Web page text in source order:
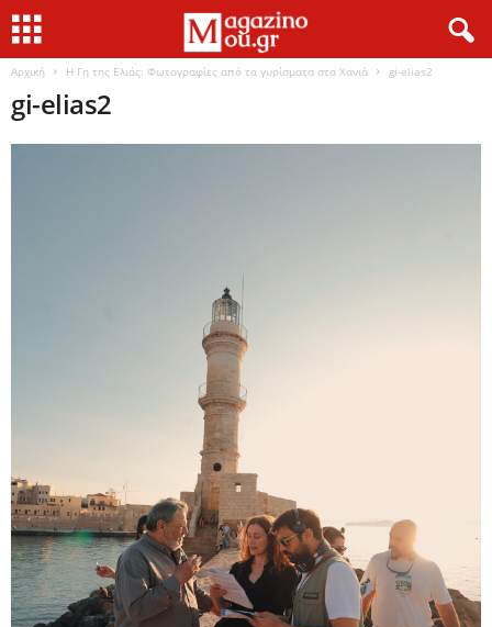
Αρχική Η Γη της Ελιάς: Φωτογραφίες από τα γυρίσματα στα Χανιά gi-elias2
gi-elias2